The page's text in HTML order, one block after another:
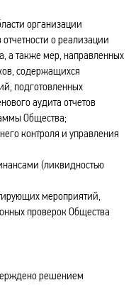
организации
о реализации
а также мер, направленных
содержащихся
подготовленных
аудита отчетов
Общества;
контроля и управления
(ликвидностью
мероприятий,
проверок Общества
решением